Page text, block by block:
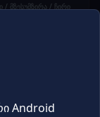
მზესუმზირა / ჩირი
Android